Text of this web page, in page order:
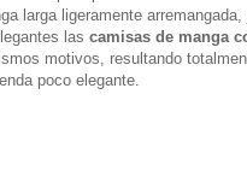
larga ligeramente
las camisas de manga
motivos, resultando
poco elegante.